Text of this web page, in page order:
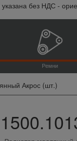
без НДС -
Ремни
Акрос (шт.)